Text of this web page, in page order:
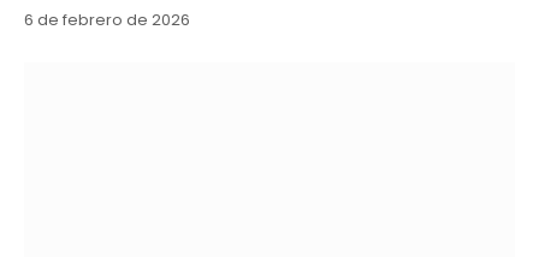
6 de febrero de 2026